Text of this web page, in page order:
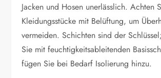
Jacken und Hosen unerlässlich. Achten
Kleidungsstücke mit Belüftung, um
vermeiden. Schichten sind der
Sie mit feuchtigkeitsableitenden
fügen Sie bei Bedarf Isolierung hinzu.